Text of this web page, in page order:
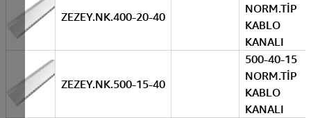
ZEZEY.NK.400-20-40
NORM.TİP
KABLO
KANALI
ZEZEY.NK.500-15-40
500-40-15
NORM.TİP
KABLO
KANALI